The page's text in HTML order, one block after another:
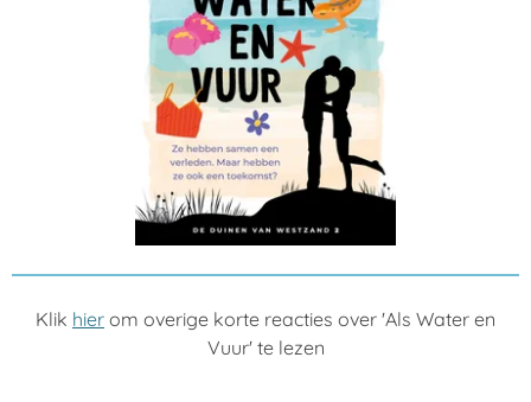
Klik hier om overige korte reacties over 'Als Water en
Vuur' te lezen